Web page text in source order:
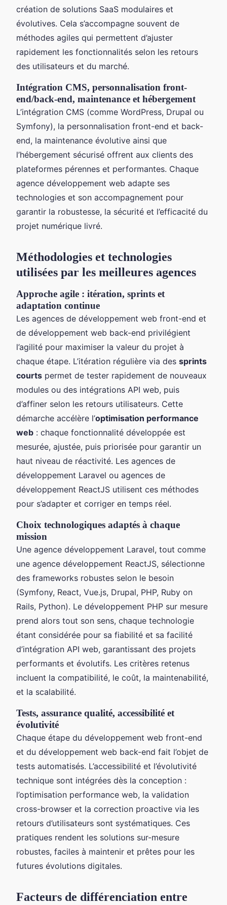
création de solutions SaaS modulaires et
évolutives. Cela s’accompagne souvent de
méthodes agiles qui permettent d’ajuster
rapidement les fonctionnalités selon les retours
des utilisateurs et du marché.
Intégration CMS, personnalisation front-
end/back-end, maintenance et hébergement
L’intégration CMS (comme WordPress, Drupal ou
Symfony), la personnalisation front-end et back-
end, la maintenance évolutive ainsi que
l’hébergement sécurisé offrent aux clients des
plateformes pérennes et performantes. Chaque
agence développement web adapte ses
technologies et son accompagnement pour
garantir la robustesse, la sécurité et l’efficacité du
projet numérique livré.
Méthodologies et technologies
utilisées par les meilleures agences
Approche agile : itération, sprints et
adaptation continue
Les agences de développement web front-end et
de développement web back-end privilégient
l’agilité pour maximiser la valeur du projet à
chaque étape. L’itération régulière via des sprints
courts permet de tester rapidement de nouveaux
modules ou des intégrations API web, puis
d’affiner selon les retours utilisateurs. Cette
démarche accélère l’optimisation performance
web : chaque fonctionnalité développée est
mesurée, ajustée, puis priorisée pour garantir un
haut niveau de réactivité. Les agences de
développement Laravel ou agences de
développement ReactJS utilisent ces méthodes
pour s’adapter et corriger en temps réel.
Choix technologiques adaptés à chaque
mission
Une agence développement Laravel, tout comme
une agence développement ReactJS, sélectionne
des frameworks robustes selon le besoin
(Symfony, React, Vue.js, Drupal, PHP, Ruby on
Rails, Python). Le développement PHP sur mesure
prend alors tout son sens, chaque technologie
étant considérée pour sa fiabilité et sa facilité
d’intégration API web, garantissant des projets
performants et évolutifs. Les critères retenus
incluent la compatibilité, le coût, la maintenabilité,
et la scalabilité.
Tests, assurance qualité, accessibilité et
évolutivité
Chaque étape du développement web front-end
et du développement web back-end fait l’objet de
tests automatisés. L’accessibilité et l’évolutivité
technique sont intégrées dès la conception :
l’optimisation performance web, la validation
cross-browser et la correction proactive via les
retours d’utilisateurs sont systématiques. Ces
pratiques rendent les solutions sur-mesure
robustes, faciles à maintenir et prêtes pour les
futures évolutions digitales.
Facteurs de différenciation entre